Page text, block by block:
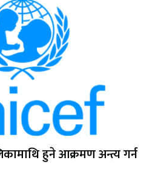
हुने आक्रमण अन्त्य गर्न